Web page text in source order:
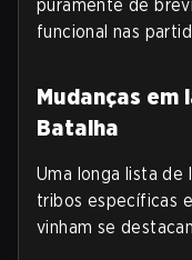
puramente de
funcional nas
Mudanças em
Batalha
Uma longa lista de
tribos específicas
vinham se